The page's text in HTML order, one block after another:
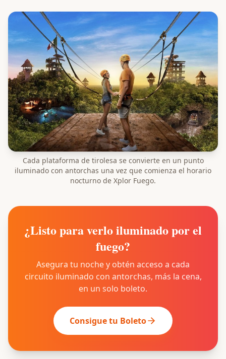
Cada plataforma de tirolesa se convierte en un punto
iluminado con antorchas una vez que comienza el horario
nocturno de Xplor Fuego.
¿Listo para verlo iluminado por el
fuego?
Asegura tu noche y obtén acceso a cada
circuito iluminado con antorchas, más la cena,
en un solo boleto.
Consigue tu Boleto